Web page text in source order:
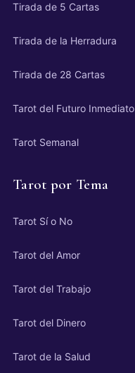
Tirada de 5 Cartas
Tirada de la Herradura
Tirada de 28 Cartas
Tarot del Futuro Inmediato
Tarot Semanal
Tarot por Tema
Tarot Sí o No
Tarot del Amor
Tarot del Trabajo
Tarot del Dinero
Tarot de la Salud